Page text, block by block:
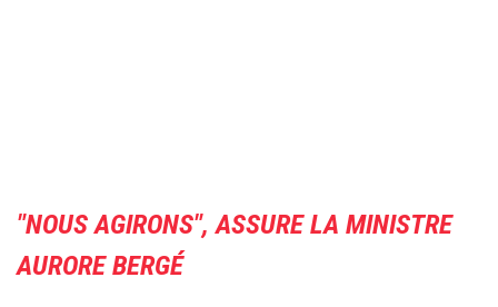
"NOUS AGIRONS", ASSURE LA MINISTRE
AURORE BERGÉ